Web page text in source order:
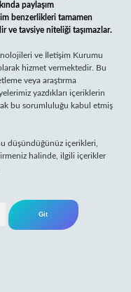
paylaşım
benzerlikleri tamamen
ve tavsiye niteliği taşımazlar.
ve İletişim Kurumu
hizmet vermektedir. Bu
veya araştırma
yazdıkları içeriklerin
bu sorumluluğu kabul etmiş
düşündüğünüz içerikleri,
halinde, ilgili içerikler